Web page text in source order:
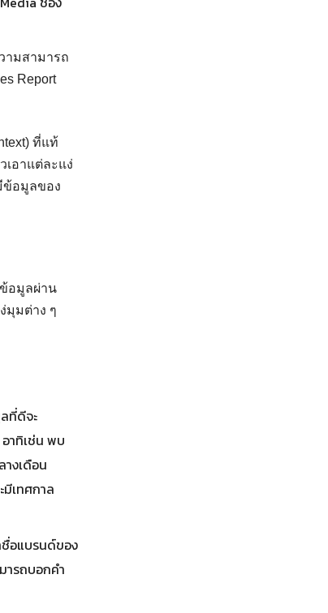
ามสามารถ
Report
ที่แท้
อาแต่ละแง่
ข้อมูลของ
อมูลผ่าน
มุมต่าง ๆ
ที่ดีจะ
าทิเช่น พบ
งเดือน
เทศกาล
ชื่อแบรนด์ของ
ารถบอกคำ